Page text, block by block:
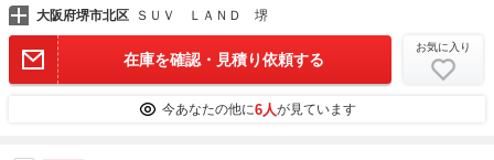
大阪府堺市北区 ＳＵＶ ＬＡＮＤ 堺
在庫を確認・見積り依頼する
お気に入り
今あなたの他に6人が見ています